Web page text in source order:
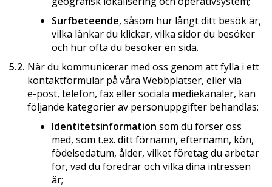
Surfbeteende, såsom hur långt ditt besök är,
vilka länkar du klickar, vilka sidor du besöker
och hur ofta du besöker en sida.
5.2. När du kommunicerar med oss genom att fylla i ett
kontaktformulär på våra Webbplatser, eller via
e-post, telefon, fax eller sociala mediekanaler, kan
följande kategorier av personuppgifter behandlas:
Identitetsinformation som du förser oss
med, som t.ex. ditt förnamn, efternamn, kön,
födelsedatum, ålder, vilket företag du arbetar
för, vad du föredrar och vilka dina intressen
är;